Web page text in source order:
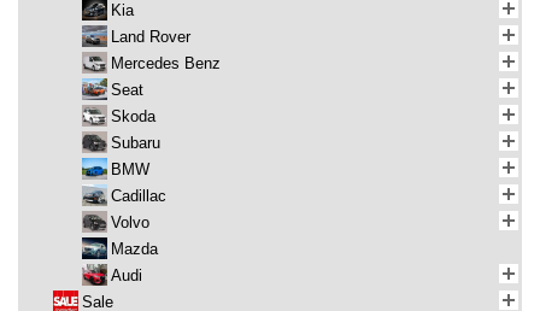
Kia
Land Rover
Mercedes Benz
Seat
Skoda
Subaru
BMW
Cadillac
Volvo
Mazda
Audi
Sale